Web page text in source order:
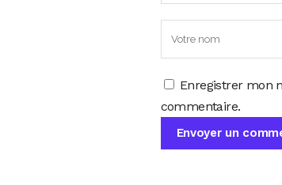
Enregistrer mon
commentaire.